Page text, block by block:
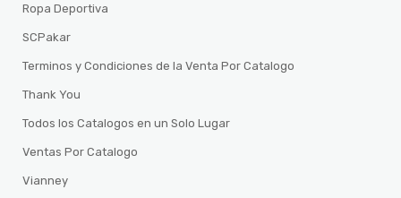
Ropa Deportiva
SCPakar
Terminos y Condiciones de la Venta Por Catalogo
Thank You
Todos los Catalogos en un Solo Lugar
Ventas Por Catalogo
Vianney